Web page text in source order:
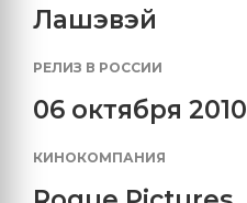
Лашэвэй
РЕЛИЗ В РОССИИ
06 октября 2010
КИНОКОМПАНИЯ